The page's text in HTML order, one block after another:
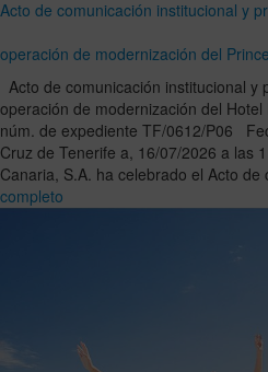
Acto de comunicación institucional y
operación de modernización del
Acto de comunicación institucional
operación de modernización del
núm. de expediente TF/0612/P06
Cruz de Tenerife a, 16/07/2026 a las
Canaria, S.A. ha celebrado el Acto
completo